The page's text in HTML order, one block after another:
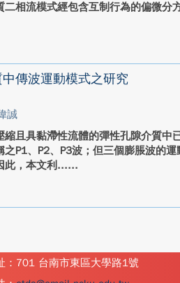
相流模式經包含互制行為的偏微分
傳波運動模式之研究
誠
且具黏滯性流體的彈性孔隙介質中
P1、P2、P3波；但三個膨脹波的
此，本文利...
：701 台南市東區大學路1號